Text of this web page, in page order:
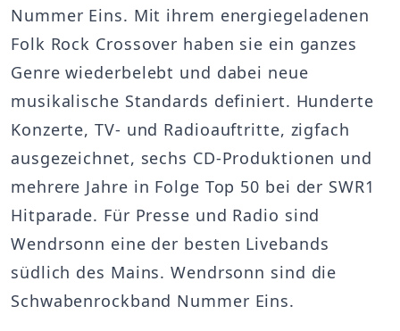
Nummer Eins. Mit ihrem energiegeladenen
Folk Rock Crossover haben sie ein ganzes
Genre wiederbelebt und dabei neue
musikalische Standards definiert. Hunderte
Konzerte, TV- und Radioauftritte, zigfach
ausgezeichnet, sechs CD-Produktionen und
mehrere Jahre in Folge Top 50 bei der SWR1
Hitparade. Für Presse und Radio sind
Wendrsonn eine der besten Livebands
südlich des Mains. Wendrsonn sind die
Schwabenrockband Nummer Eins.